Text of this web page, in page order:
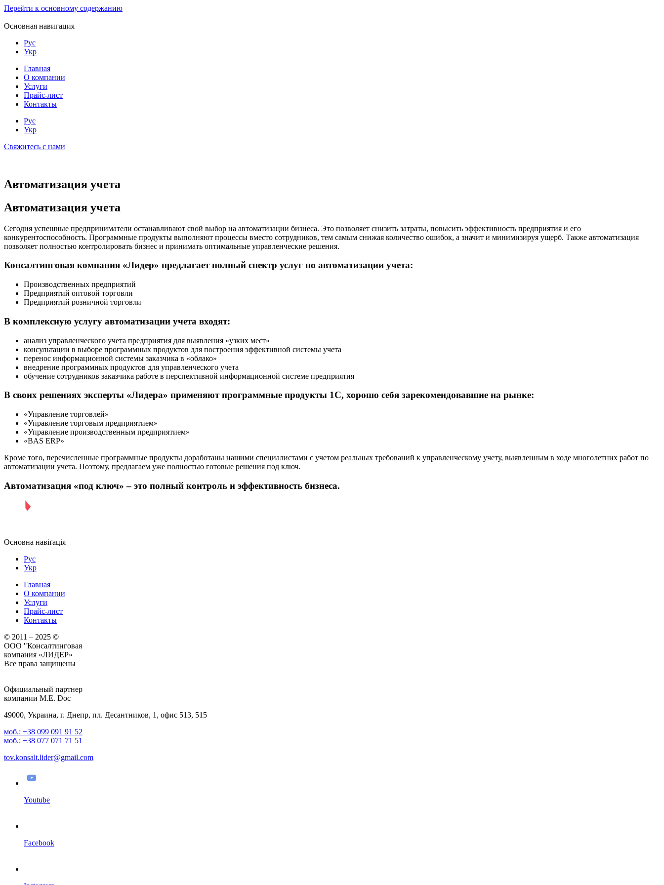
Перейти к основному содержанию
Основная навигация
Рус
Укр
Главная
О компании
Услуги
Прайс-лист
Контакты
Рус
Укр
Свяжитесь с нами
Автоматизация учета
Автоматизация учета
Сегодня успешные предприниматели останавливают свой выбор на автоматизации бизнеса. Это позволяет снизить затраты, повысить эффективность предприятия и его
конкурентоспособность. Программные продукты выполняют процессы вместо сотрудников, тем самым снижая количество ошибок, а значит и минимизируя ущерб. Также автоматизация
позволяет полностью контролировать бизнес и принимать оптимальные управленческие решения.
Консалтинговая компания «Лидер» предлагает полный спектр услуг по автоматизации учета:
Производственных предприятий
Предприятий оптовой торговли
Предприятий розничной торговли
В комплексную услугу автоматизации учета входят:
анализ управленческого учета предприятия для выявления «узких мест»
консультации в выборе программных продуктов для построения эффективной системы учета
перенос информационной системы заказчика в «облако»
внедрение программных продуктов для управленческого учета
обучение сотрудников заказчика работе в перспективной информационной системе предприятия
В своих решениях эксперты «Лидера» применяют программные продукты 1С, хорошо себя зарекомендовавшие на рынке:
«Управление торговлей»
«Управление торговым предприятием»
«Управление производственным предприятием»
«BAS ERP»
Кроме того, перечисленные программные продукты доработаны нашими специалистами с учетом реальных требований к управленческому учету, выявленным в ходе многолетних работ по
автоматизации учета. Поэтому, предлагаем уже полностью готовые решения под ключ.
Автоматизация «под ключ» – это полный контроль и эффективность бизнеса.
Основна навіґація
Рус
Укр
Главная
О компании
Услуги
Прайс-лист
Контакты
© 2011 – 2025 ©
ООО "Консалтинговая
компания «ЛИДЕР»
Все права защищены
Официальный партнер
компании M.E. Doc
49000, Украина, г. Днепр, пл. Десантников, 1, офис 513, 515
моб.: +38 099 091 91 52
моб.: +38 077 071 71 51
tov.konsalt.lider@gmail.com
Youtube
Facebook